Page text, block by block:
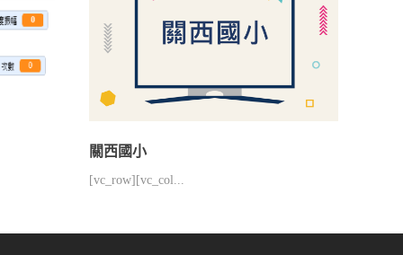
關西國小
[vc_row][vc_col...